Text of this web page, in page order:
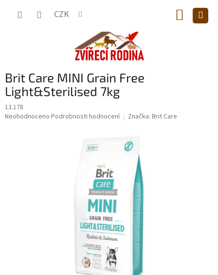
CZK
KOŠÍK
Brit Care MINI Grain Free
Light&Sterilised 7kg
13.178
Průměrné
Neohodnoceno Podrobnosti hodnocení Značka: Brit Care